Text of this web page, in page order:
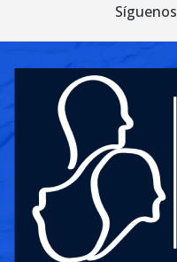
Síguenos